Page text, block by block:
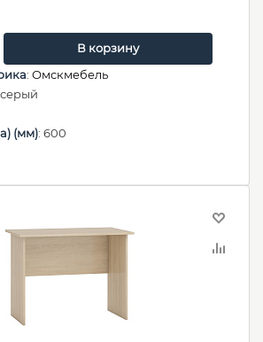
В корзину
: Омскмебель
(мм): 600